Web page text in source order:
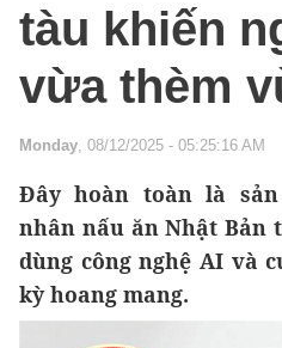
tàu khiến
vừa thèm
Monday, 08/12/2025 - 05:25:16 AM
Đây hoàn toàn là
nhân nấu ăn Nhật Bản
dùng công nghệ AI và
kỳ hoang mang.